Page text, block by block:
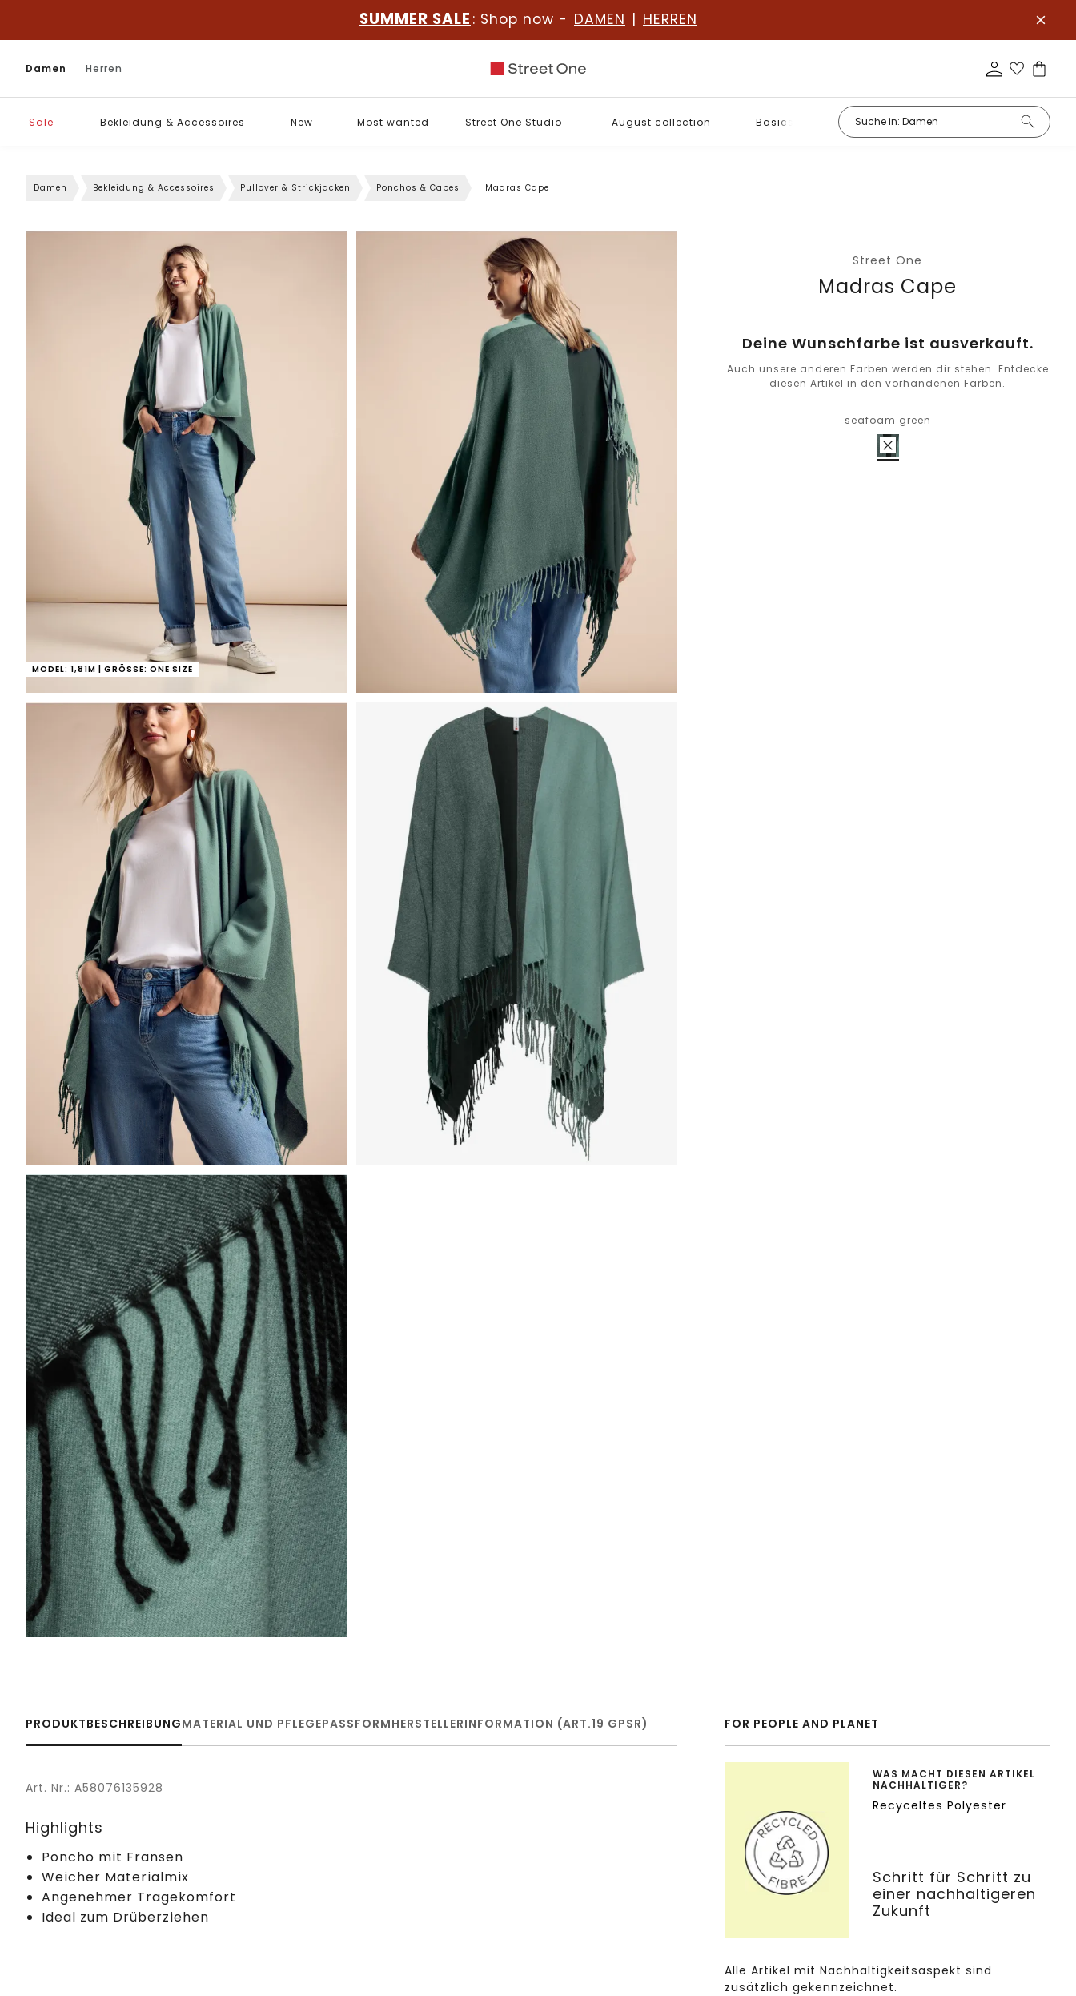
SUMMER SALE : Shop now - DAMEN | HERREN
Damen Herren
Sale Bekleidung & Accessoires New Most wanted Street One Studio August collection Basics
Damen Bekleidung & Accessoires Pullover & Strickjacken Ponchos & Capes Madras Cape
MODEL: 1,81M | GRÖSSE: ONE SIZE
Street One
Madras Cape
Deine Wunschfarbe ist ausverkauft.
Auch unsere anderen Farben werden dir stehen. Entdecke
diesen Artikel in den vorhandenen Farben.
seafoam green
PRODUKTBESCHREIBUNGMATERIAL UND PFLEGEPASSFORMHERSTELLERINFORMATION (ART.19 GPSR)
Art. Nr.: A58076135928
Highlights
Poncho mit Fransen
Weicher Materialmix
Angenehmer Tragekomfort
Ideal zum Drüberziehen
FOR PEOPLE AND PLANET
WAS MACHT DIESEN ARTIKEL
NACHHALTIGER?
Recyceltes Polyester
Schritt für Schritt zu
einer nachhaltigeren
Zukunft
Alle Artikel mit Nachhaltigkeitsaspekt sind
zusätzlich gekennzeichnet.